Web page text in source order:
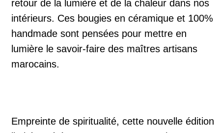
retour de la lumière et de la chaleur dans nos
intérieurs. Ces bougies en céramique et 100%
handmade sont pensées pour mettre en
lumière le savoir-faire des maîtres artisans
marocains.
Empreinte de spiritualité, cette nouvelle édition